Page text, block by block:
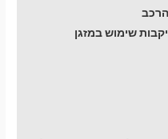
שימוש במזגן